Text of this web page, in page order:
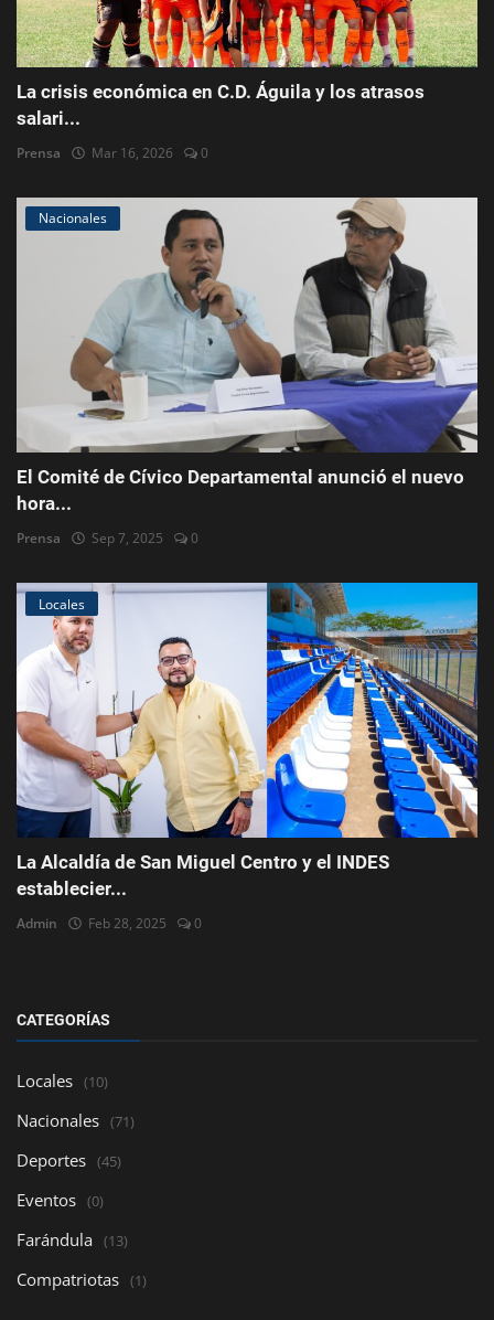
La crisis económica en C.D. Águila y los atrasos
salari...
Prensa Mar 16, 2026 0
Nacionales
El Comité de Cívico Departamental anunció el nuevo
hora...
Prensa Sep 7, 2025 0
Locales
La Alcaldía de San Miguel Centro y el INDES
establecier...
Admin Feb 28, 2025 0
CATEGORÍAS
Locales (10)
Nacionales (71)
Deportes (45)
Eventos (0)
Farándula (13)
Compatriotas (1)